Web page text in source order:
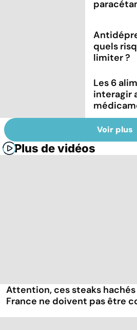
quels
limiter ?
Les 6
interagir
Voir plus
Plus de vidéos
Attention, ces steaks
France ne doivent pas être